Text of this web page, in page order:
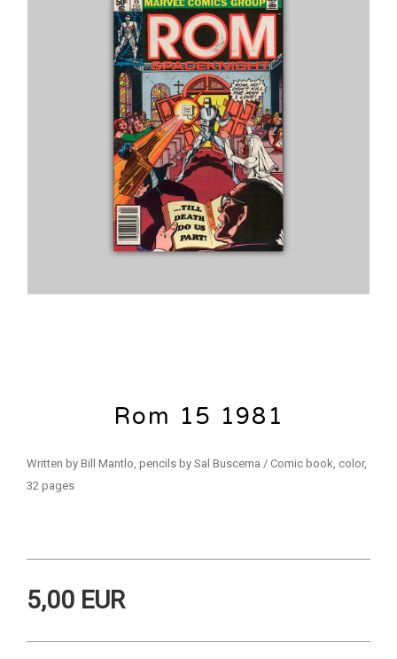
Rom 15 1981
Written by Bill Mantlo, pencils by Sal Buscema / Comic book, color,
32 pages
5,00 EUR